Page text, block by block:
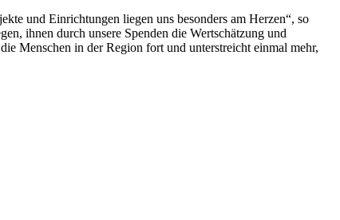
und Einrichtungen liegen uns besonders am Herzen“, so
ihnen durch unsere Spenden die Wertschätzung und
Menschen in der Region fort und unterstreicht einmal mehr,